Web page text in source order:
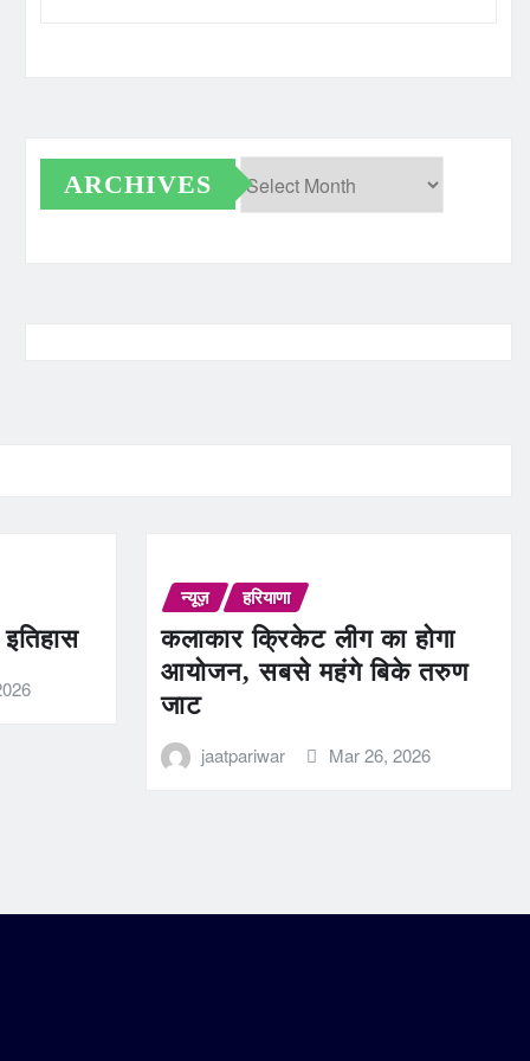
ARCHIVES
न्यूज़ हरियाणा
कलाकार क्रिकेट लीग का होगा
आयोजन, सबसे महंगे बिके तरुण
जाट
jaatpariwar Mar 26, 2026